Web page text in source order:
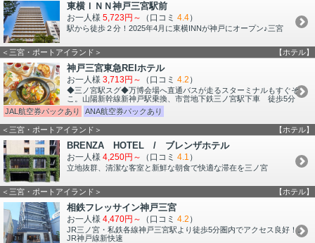
東横ＩＮＮ神戸三宮駅前
お一人様 5,723円～ （口コミ 4.4）
駅から徒歩２分！2025年4月に東横INNが神戸にオープン♪三宮
＜三宮・ポートアイランド＞ 【ホテル】
神戸三宮東急REIホテル
お一人様 3,713円～ （口コミ 4.2 ）
◆三ノ宮駅スグ◆万博会場へ直通バスが走るスターミナルもすぐそ
こ。山陽新幹線新神戸駅乗換、市営地下鉄三ノ宮駅下車 徒歩5分
JAL航空券パックあり
ANA航空券パックあり
＜三宮・ポートアイランド＞ 【ホテル】
BRENZA HOTEL / ブレンザホテル
お一人様 4,250円～ （口コミ 4.1 ）
立地抜群、清潔な客室と新鮮な朝食で快適な滞在を三ノ宮
＜三宮・ポートアイランド＞ 【ホテル】
相鉄フレッサイン神戸三宮
お一人様 4,470円～ （口コミ 4.2 ）
JR三ノ宮・私鉄各線神戸三宮駅より徒歩5分圏内でアクセス良好！。
JR神戸線新快速